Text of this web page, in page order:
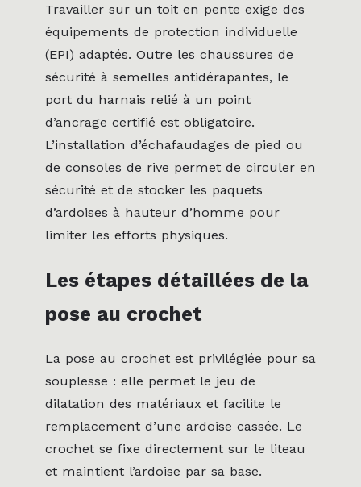
Travailler sur un toit en pente exige des
équipements de protection individuelle
(EPI) adaptés. Outre les chaussures de
sécurité à semelles antidérapantes, le
port du harnais relié à un point
d’ancrage certifié est obligatoire.
L’installation d’échafaudages de pied ou
de consoles de rive permet de circuler en
sécurité et de stocker les paquets
d’ardoises à hauteur d’homme pour
limiter les efforts physiques.
Les étapes détaillées de la
pose au crochet
La pose au crochet est privilégiée pour sa
souplesse : elle permet le jeu de
dilatation des matériaux et facilite le
remplacement d’une ardoise cassée. Le
crochet se fixe directement sur le liteau
et maintient l’ardoise par sa base.